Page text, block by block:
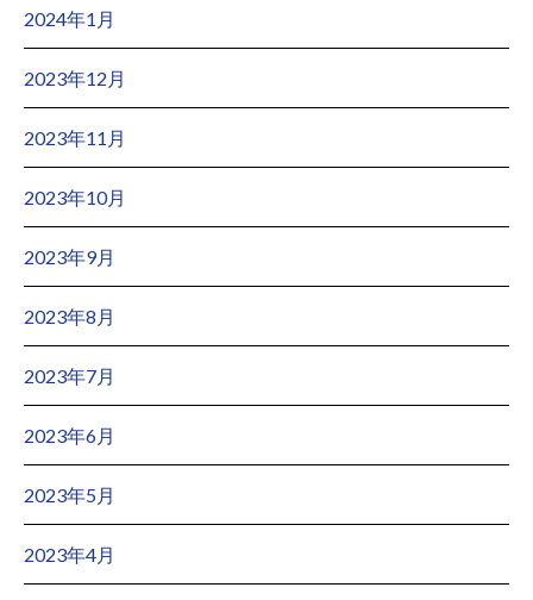
2024年1月
2023年12月
2023年11月
2023年10月
2023年9月
2023年8月
2023年7月
2023年6月
2023年5月
2023年4月